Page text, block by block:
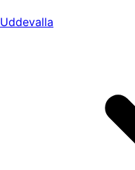
Uddevalla